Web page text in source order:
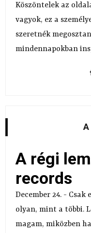
Köszöntelek az
vagyok, ez a
szeretnék
mindennapokban
A
A régi
records
December 24. -
olyan, mint a többi.
magam, miközben